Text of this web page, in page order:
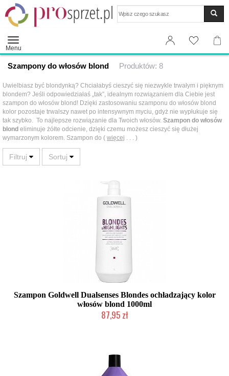
Menu
Szampony do włosów blond Produktów: 8
Uwielbiasz być blondynką? Chciałabyś cieszyć się niezwykle trwałym i pięknym
blondem? Jeśli odpowiedziałaś „tak”, idealnym rozwiązaniem dla Ciebie jest
szampon do włosów blond! Dzięki zastosowaniu szamponu do włosów blond
kolor pozostaje trwalszy nawet po intensywnym myciu, gdyż nie wypłukuje się
tak szybko. To najlepsze rozwiązanie dla Twoich włosów. Szampon do włosów
blond eliminuje żółte odcienie, dzięki czemu możesz cieszyć się dłużej
wymarzonym kolorem. Szampon do ( więcej . . . )
Szampon Goldwell Dualsenses Blondes ochładzający kolor
włosów blond 1000ml
87,95 zł